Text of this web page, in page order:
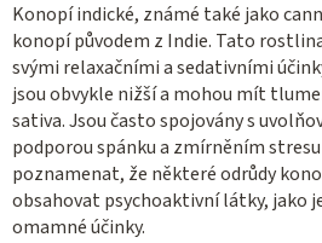
Konopí indické, známé také jako
konopí původem z Indie. Tato
svými relaxačními a sedativními
jsou obvykle nižší a mohou mít
sativa. Jsou často spojovány s
podporou spánku a zmírněním
poznamenat, že některé odrůdy
obsahovat psychoaktivní látky, jako
omamné účinky.